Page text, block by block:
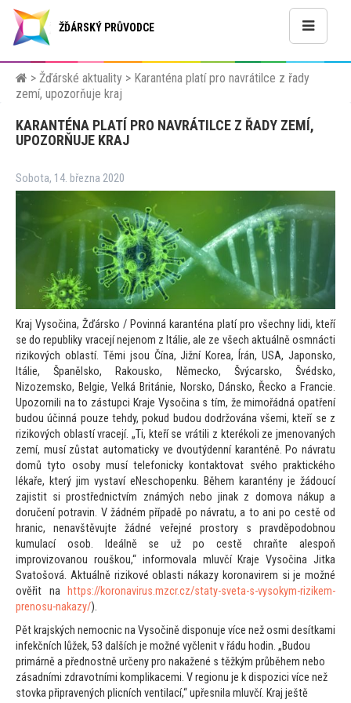
ŽĎÁRSKÝ PRŮVODCE
> Žďárské aktuality > Karanténa platí pro navrátilce z řady
zemí, upozorňuje kraj
KARANTÉNA PLATÍ PRO NAVRÁTILCE Z ŘADY ZEMÍ,
UPOZORŇUJE KRAJ
Sobota, 14. března 2020
Kraj Vysočina, Žďársko / Povinná karanténa platí pro všechny lidi, kteří
se do republiky vracejí nejenom z Itálie, ale ze všech aktuálně osmnácti
rizikových oblastí. Těmi jsou Čína, Jižní Korea, Írán, USA, Japonsko,
Itálie, Španělsko, Rakousko, Německo, Švýcarsko, Švédsko,
Nizozemsko, Belgie, Velká Británie, Norsko, Dánsko, Řecko a Francie.
Upozornili nato zástupci Kraje Vysočina s tím, že mimořádná opatření
budou účinná pouze tehdy, pokud budou dodržována všemi, kteří se z
rizikových oblastí vracejí. „Ti, kteří se vrátili z kterékoli ze jmenovaných
zemí, musí zůstat automaticky ve dvoutýdenní karanténě. Po návratu
domů tyto osoby musí telefonicky kontaktovat svého praktického
lékaře, který jim vystaví eNeschopenku. Během karantény je žádoucí
zajistit si prostřednictvím známých nebo jinak z domova nákup a
doručení potravin. V žádném případě po návratu, a to ani po cestě od
hranic, nenavštěvujte žádné veřejné prostory s pravděpodobnou
kumulací osob. Ideálně se už po cestě chraňte alespoň
improvizovanou rouškou,“ informovala mluvčí Kraje Vysočina Jitka
Svatošová. Aktuálně rizikové oblasti nákazy koronavirem si je možné
ověřit na
https://koronavirus.mzcr.cz/staty-sveta-s-vysokym-rizikem-
prenosu-nakazy/).
Pět krajských nemocnic na Vysočině disponuje více než osmi desítkami
infekčních lůžek, 53 dalších je možné vyčlenit v řádu hodin. „Budou
primárně a přednostně určeny pro nakažené s těžkým průběhem nebo
zásadními zdravotními komplikacemi. V regionu je k dispozici více než
stovka připravených plicních ventilací,“ upřesnila mluvčí. Kraj ještě